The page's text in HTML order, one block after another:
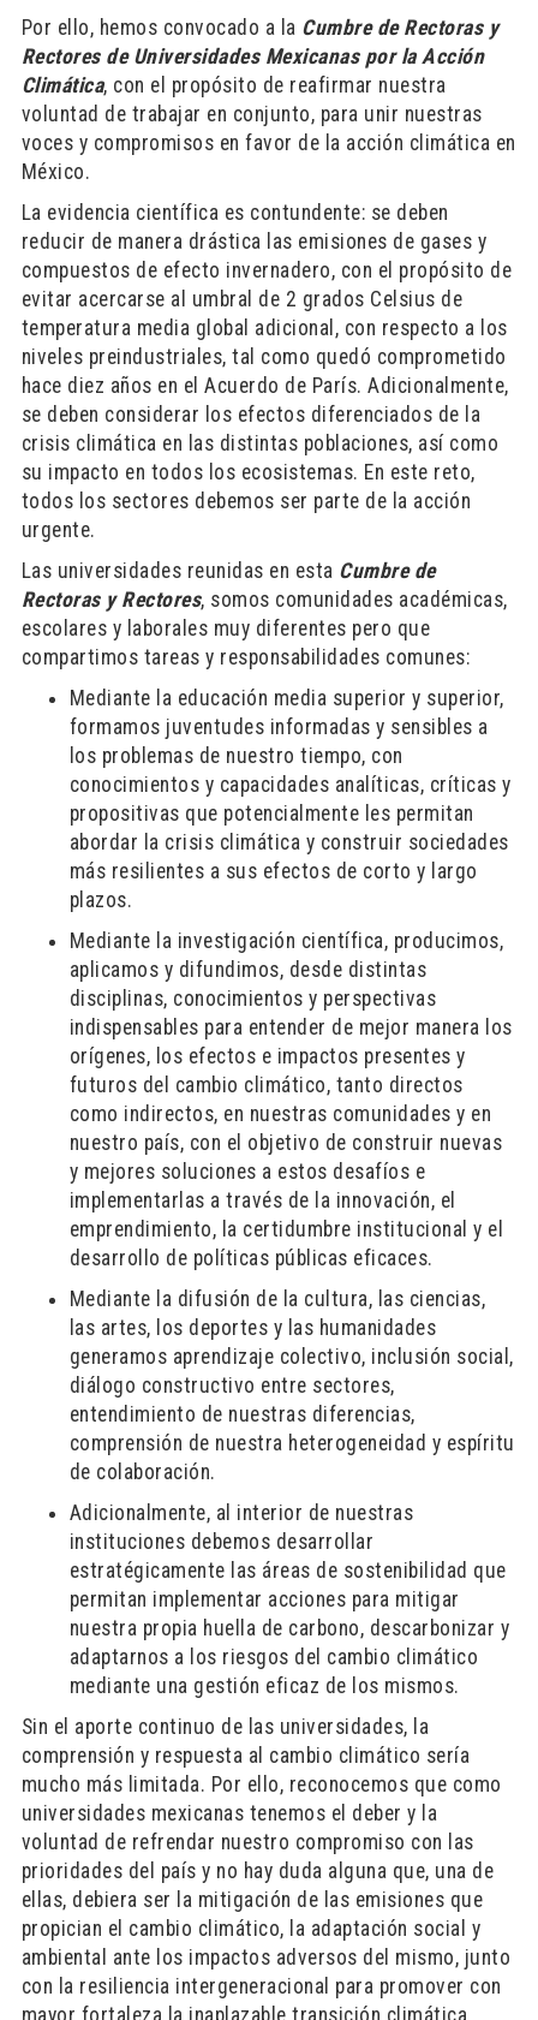
Por ello, hemos convocado a la Cumbre de Rectoras y
Rectores de Universidades Mexicanas por la Acción
Climática, con el propósito de reafirmar nuestra
voluntad de trabajar en conjunto, para unir nuestras
voces y compromisos en favor de la acción climática en
México.
La evidencia científica es contundente: se deben
reducir de manera drástica las emisiones de gases y
compuestos de efecto invernadero, con el propósito de
evitar acercarse al umbral de 2 grados Celsius de
temperatura media global adicional, con respecto a los
niveles preindustriales, tal como quedó comprometido
hace diez años en el Acuerdo de París. Adicionalmente,
se deben considerar los efectos diferenciados de la
crisis climática en las distintas poblaciones, así como
su impacto en todos los ecosistemas. En este reto,
todos los sectores debemos ser parte de la acción
urgente.
Las universidades reunidas en esta Cumbre de
Rectoras y Rectores, somos comunidades académicas,
escolares y laborales muy diferentes pero que
compartimos tareas y responsabilidades comunes:
Mediante la educación media superior y superior,
formamos juventudes informadas y sensibles a
los problemas de nuestro tiempo, con
conocimientos y capacidades analíticas, críticas y
propositivas que potencialmente les permitan
abordar la crisis climática y construir sociedades
más resilientes a sus efectos de corto y largo
plazos.
Mediante la investigación científica, producimos,
aplicamos y difundimos, desde distintas
disciplinas, conocimientos y perspectivas
indispensables para entender de mejor manera los
orígenes, los efectos e impactos presentes y
futuros del cambio climático, tanto directos
como indirectos, en nuestras comunidades y en
nuestro país, con el objetivo de construir nuevas
y mejores soluciones a estos desafíos e
implementarlas a través de la innovación, el
emprendimiento, la certidumbre institucional y el
desarrollo de políticas públicas eficaces.
Mediante la difusión de la cultura, las ciencias,
las artes, los deportes y las humanidades
generamos aprendizaje colectivo, inclusión social,
diálogo constructivo entre sectores,
entendimiento de nuestras diferencias,
comprensión de nuestra heterogeneidad y espíritu
de colaboración.
Adicionalmente, al interior de nuestras
instituciones debemos desarrollar
estratégicamente las áreas de sostenibilidad que
permitan implementar acciones para mitigar
nuestra propia huella de carbono, descarbonizar y
adaptarnos a los riesgos del cambio climático
mediante una gestión eficaz de los mismos.
Sin el aporte continuo de las universidades, la
comprensión y respuesta al cambio climático sería
mucho más limitada. Por ello, reconocemos que como
universidades mexicanas tenemos el deber y la
voluntad de refrendar nuestro compromiso con las
prioridades del país y no hay duda alguna que, una de
ellas, debiera ser la mitigación de las emisiones que
propician el cambio climático, la adaptación social y
ambiental ante los impactos adversos del mismo, junto
con la resiliencia intergeneracional para promover con
mayor fortaleza la inaplazable transición climática.